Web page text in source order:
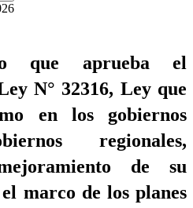
que aprueba el
N° 32316, Ley que
en los gobiernos
regionales,
de su
marco de los planes